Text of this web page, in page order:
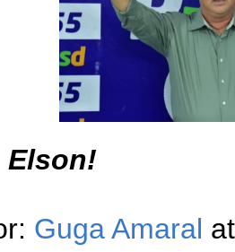
Elson!
Guga Amaral